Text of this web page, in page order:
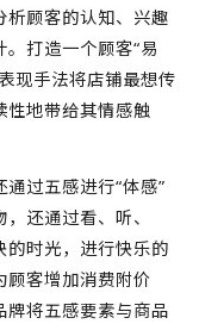
析顾客的认知、兴趣
打造一个顾客“易
现手法将店铺最想传
性地带给其情感触
过五感进行“体感”
还通过看、听、
的时光，进行快乐的
顾客增加消费附价
牌将五感要素与商品